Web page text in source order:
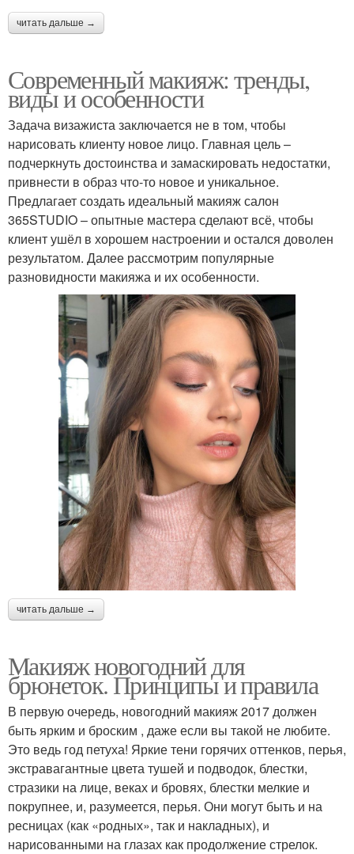
читать дальше →
Современный макияж: тренды,
виды и особенности
Задача визажиста заключается не в том, чтобы
нарисовать клиенту новое лицо. Главная цель –
подчеркнуть достоинства и замаскировать недостатки,
привнести в образ что-то новое и уникальное.
Предлагает создать идеальный макияж салон
365STUDIO – опытные мастера сделают всё, чтобы
клиент ушёл в хорошем настроении и остался доволен
результатом. Далее рассмотрим популярные
разновидности макияжа и их особенности.
читать дальше →
Макияж новогодний для
брюнеток. Принципы и правила
В первую очередь, новогодний макияж 2017 должен
быть ярким и броским , даже если вы такой не любите.
Это ведь год петуха! Яркие тени горячих оттенков, перья,
экстравагантные цвета тушей и подводок, блестки,
стразики на лице, веках и бровях, блестки мелкие и
покрупнее, и, разумеется, перья. Они могут быть и на
ресницах (как «родных», так и накладных), и
нарисованными на глазах как продолжение стрелок.